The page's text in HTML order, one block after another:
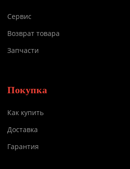
Сервис
Возврат товара
Запчасти
Покупка
Как купить
Доставка
Гарантия